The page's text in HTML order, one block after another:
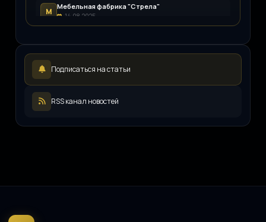
М
Мебельная фабрика "Стрела"
14.08.2025
В 12.08.2025
L
LEDpremium
Подписаться на статьи
RSS канал новостей